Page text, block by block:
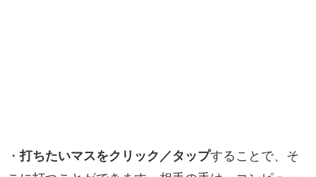
・打ちたいマスをクリック／タップすることで、そ